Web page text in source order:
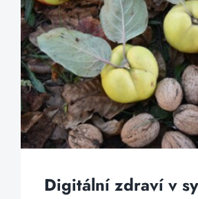
Digitální zdraví v